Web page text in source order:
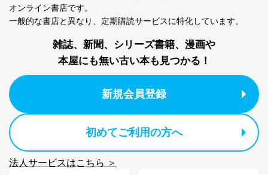
個人情報保護マネジメントシステムの継続的改善
じて、個人情報保護マネジメントシステムを継続的に改
善し、常に最良の状態を維持します。
貴殿の個人情報及び当社の個人情報保護マネジメントシ
ステムに関するご相談及び苦情については以下までご連
適切、かつ迅速に対応させていただきます。
株式会社富士山マガジンサービス 個人情報問い合わせ
係
オンライン書店です。
一般的な書店と異なり、 定期購読サービスに特化しています。
雑誌、新聞、シリーズ書籍、漫画や
本屋にも無い古い本も見つかる！
新規会員登録
初めてご利用の方へ
法人サービスはこちら ＞